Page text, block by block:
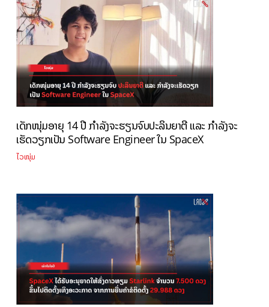
ເດັກໜຸ່ມອາຍຸ 14 ປີ ກຳລັງຈະຮຽນຈົບປະລິນຍາຕີ ແລະ ກຳລັງຈະ
ເຮັດວຽກເປັນ Software Engineer ໃນ SpaceX
ໄວໜຸ່ມ